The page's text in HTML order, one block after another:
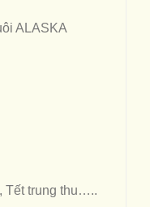
ALASKA
Tết trung thu…..